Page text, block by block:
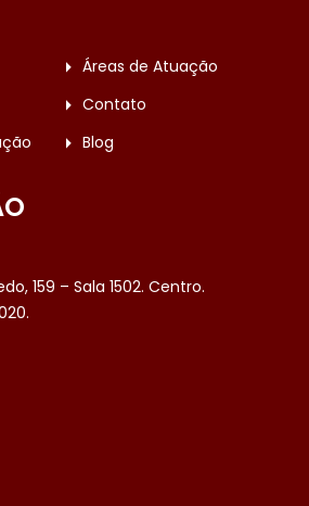
Áreas de Atuação
Contato
Blog
159 – Sala 1502. Centro.